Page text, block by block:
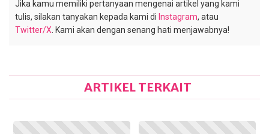
Jika kamu memiliki pertanyaan mengenai artikel yang kami
tulis, silakan tanyakan kepada kami di Instagram, atau
Twitter/X . Kami akan dengan senang hati menjawabnya!
ARTIKEL TERKAIT